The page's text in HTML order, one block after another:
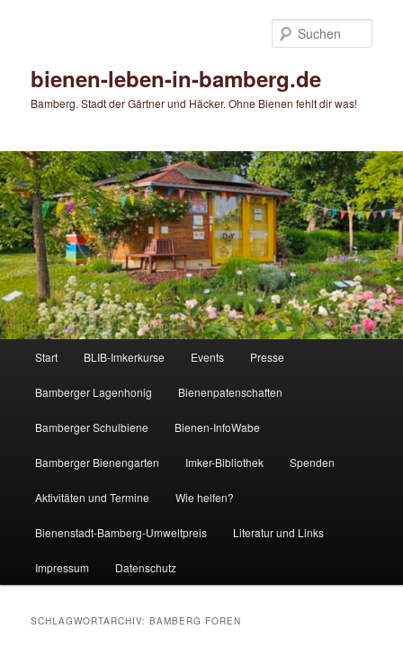
bienen-leben-in-bamberg.de
Bamberg. Stadt der Gärtner und Häcker. Ohne Bienen fehlt dir was!
Start BLIB-Imkerkurse Events Presse
Bamberger Lagenhonig Bienenpatenschaften
Bamberger Schulbiene Bienen-InfoWabe
Bamberger Bienengarten Imker-Bibliothek Spenden
Aktivitäten und Termine Wie helfen?
Bienenstadt-Bamberg-Umweltpreis Literatur und Links
Impressum Datenschutz
SCHLAGWORTARCHIV:BAMBERG FOREN